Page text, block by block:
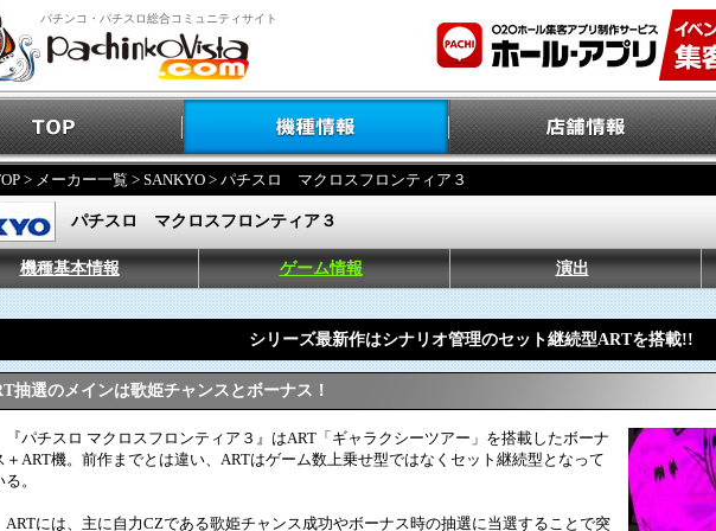
パチンコ・パチスロ総合コミュニティサイト
> メーカー一覧 > SANKYO > パチスロ マクロスフロンティア３
パチスロ マクロスフロンティア３
機種基本情報 ゲーム情報 演出
シリーズ最新作はシナリオ管理のセット継続型ARTを搭載!!
抽選のメインは歌姫チャンスとボーナス！
『パチスロ マクロスフロンティア３』はART「ギャラクシーツアー」を搭載したボーナ
＋ART機。前作までとは違い、ARTはゲーム数上乗せ型ではなくセット継続型となって
る。
ARTには、主に自力CZである歌姫チャンス成功やボーナス時の抽選に当選することで突